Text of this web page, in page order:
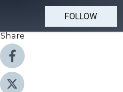
FOLLOW
Share